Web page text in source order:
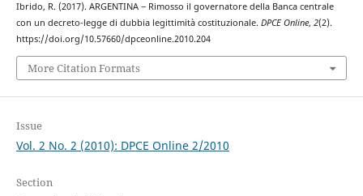
Ibrido, R. (2017). ARGENTINA ‒ Rimosso il governatore della Banca centrale
con un decreto-legge di dubbia legittimità costituzionale. DPCE Online, 2(2).
https://doi.org/10.57660/dpceonline.2010.204
More Citation Formats
Issue
Vol. 2 No. 2 (2010): DPCE Online 2/2010
Section